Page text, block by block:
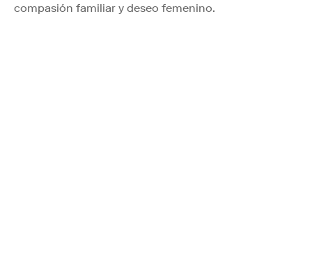
compasión familiar y deseo femenino.